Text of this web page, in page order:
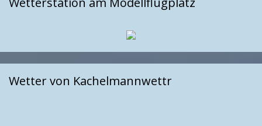
Wetter von Kachelmannwettr